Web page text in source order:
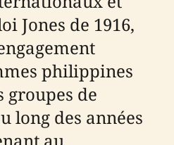
Jones de 1916,
philippines
groupes de
long des années
au